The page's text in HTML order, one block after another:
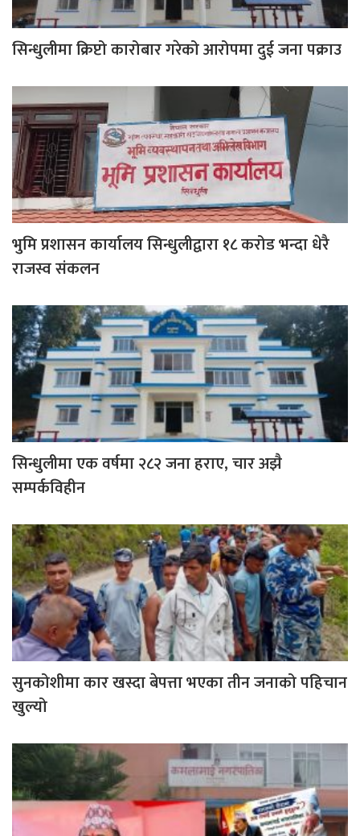
सिन्धुलीमा क्रिप्टो कारोबार गरेको आरोपमा दुई जना पक्राउ
भुमि प्रशासन कार्यालय सिन्धुलीद्वारा १८ करोड भन्दा धेरै
राजस्व संकलन
सिन्धुलीमा एक वर्षमा २८२ जना हराए, चार अझै
सम्पर्कविहीन
सुनकोशीमा कार खस्दा बेपत्ता भएका तीन जनाको पहिचान
खुल्यो